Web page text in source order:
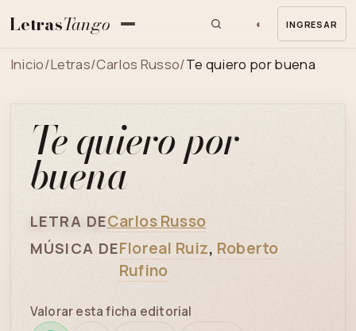
LetrasTango ◐ INGRESAR
Inicio/Letras/Carlos Russo/Te quiero por buena
Te quiero por
buena
LETRA DECarlos Russo
MÚSICA DEFloreal Ruiz, Roberto
Rufino
Valorar esta ficha editorial